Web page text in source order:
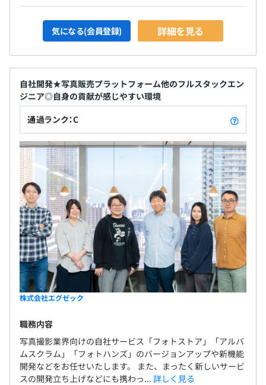
代表取締役社長
大学卒業後、ビジネスアプリ系ソフトハウスにてシステム
エンジニアとして主にERPシステムの開発に従事。
（株）エグゼックを起業後、自社サービス「フォトスト
ア」を1から開発し、以降顧客である写真館の目線で新機
能開発、運用を重ね、現在もプログラマとしてコードを書
き続けている。
チーム内の役割は大きくプログラマー・デザイナー・イン
フラ・テスターと分けているものの、インフラもみたり、
フロントも書いたり、サーバーも書いたりと、幅広く担当
できます。フルスタックエンジニアを目指す方にはぴった
気になる(会員登録) 詳細を見る
自社開発★写真販売プラットフォーム他のフルスタックエン
ジニア◎自身の貢献が感じやすい環境
通過ランク：C
株式会社エグゼック
職務内容
写真撮影業界向けの自社サービス「フォトストア」「アルバ
ムスクラム」「フォトハンズ」のバージョンアップや新機能
開発などをお任せいたします。 また、まったく新しいサービ
スの開発立ち上げなどにも携わっ... 詳しく見る